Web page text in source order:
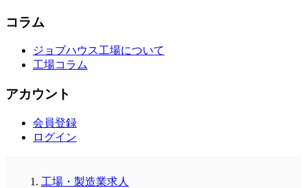
コラム
ジョブハウス工場について
工場コラム
アカウント
会員登録
ログイン
工場・製造業求人